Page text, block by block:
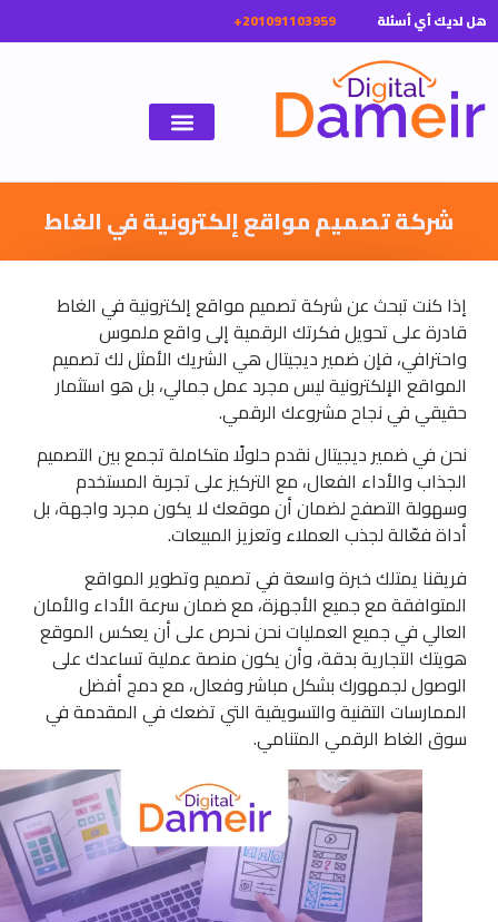
لديك أي أسئلة
شركة تصميم مواقع إلكترونية في الغاط
إذا كنت تبحث عن شركة تصميم مواقع إلكترونية في الغاط
قادرة على تحويل فكرتك الرقمية إلى واقع ملموس
واحترافي، فإن ضمير ديجيتال هي الشريك الأمثل لك تصميم
المواقع الإلكترونية ليس مجرد عمل جمالي، بل هو استثمار
حقيقي في نجاح مشروعك الرقمي.
نحن في ضمير ديجيتال نقدم حلولًا متكاملة تجمع بين التصميم
الجذاب والأداء الفعال، مع التركيز على تجربة المستخدم
وسهولة التصفح لضمان أن موقعك لا يكون مجرد واجهة، بل
أداة فعّالة لجذب العملاء وتعزيز المبيعات.
فريقنا يمتلك خبرة واسعة في تصميم وتطوير المواقع
المتوافقة مع جميع الأجهزة، مع ضمان سرعة الأداء والأمان
العالي في جميع العمليات نحن نحرص على أن يعكس الموقع
هويتك التجارية بدقة، وأن يكون منصة عملية تساعدك على
الوصول لجمهورك بشكل مباشر وفعال، مع دمج أفضل
الممارسات التقنية والتسويقية التي تضعك في المقدمة في
سوق الغاط الرقمي المتنامي.